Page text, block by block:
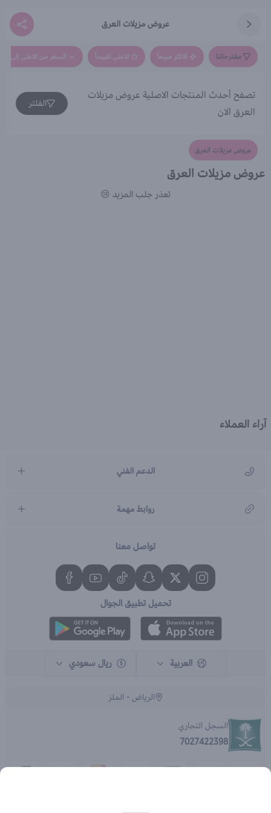
عروض مزيلات العرق
مقترحاتنا الاكثر مبيعاً الاعلى تقييماً السعر من الاعلى إلى
تصفح أحدث المنتجات الاصلية عروض مزيلات
العرق الان
الفلتر
عروض مزيلات العرق
عروض مزيلات العرق
تعذر جلب المزيد 😢
آراء العملاء
الدعم الفني
روابط مهمة
تواصل معنا
تحميل تطبيق الجوال
العربية ريال سعودي
الرياض - الملز
السجل التجاري
7027422398